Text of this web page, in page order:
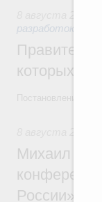
разработок
которых
Постановление от
Михаил
России»